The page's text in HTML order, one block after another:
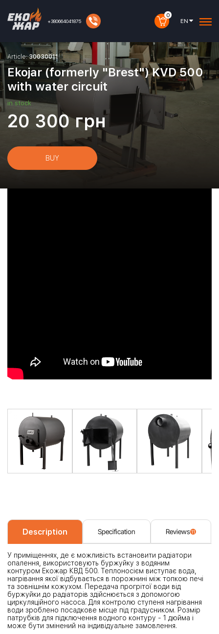
+380664041875
0
EN
Article:30030011
Ekojar (formerly "Brest") KVD 500
with water circuit
in stock
20 300грн
BUY
Description Specification Reviews11
У приміщеннях, де є можливість встановити радіатори
опалення, використовують буржуйку з водяним
контуром Екожар КВД 500. Теплоносієм виступає вода,
нагрівання якої відбувається в порожнині між топкою печі
та зовнішнім кожухом. Передача прогрітої води від
буржуйки до радіаторів здійснюється з допомогою
циркуляційного насоса. Для контролю ступеня нагрівання
води зроблено посадкове місце під градусником. Розмір
патрубків для підключення водного контуру - 1 дюйма і
може бути змінений на індивідуальне замовлення.